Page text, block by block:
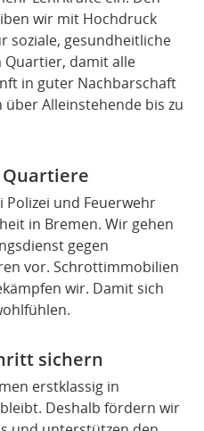
wir mit Hochdruck
soziale, gesundheitliche
damit alle
in guter Nachbarschaft
Alleinstehende bis zu
Quartiere
und Feuerwehr
in Bremen. Wir gehen
gegen
vor. Schrottimmobilien
wir. Damit sich
sichern
erstklassig in
Deshalb fördern wir